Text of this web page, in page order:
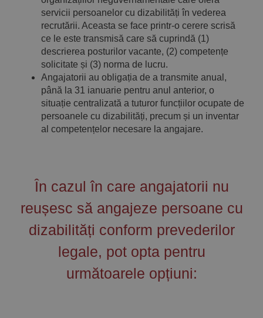
servicii persoanelor cu dizabilități în vederea
recrutării. Aceasta se face printr-o cerere scrisă
ce le este transmisă care să cuprindă (1)
descrierea posturilor vacante, (2) competențe
solicitate și (3) norma de lucru.
Angajatorii au obligația de a transmite anual,
până la 31 ianuarie pentru anul anterior, o
situație centralizată a tuturor funcțiilor ocupate de
persoanele cu dizabilități, precum și un inventar
al competențelor necesare la angajare.
În cazul în care angajatorii nu
reușesc să angajeze persoane cu
dizabilități conform prevederilor
legale, pot opta pentru
următoarele opțiuni: